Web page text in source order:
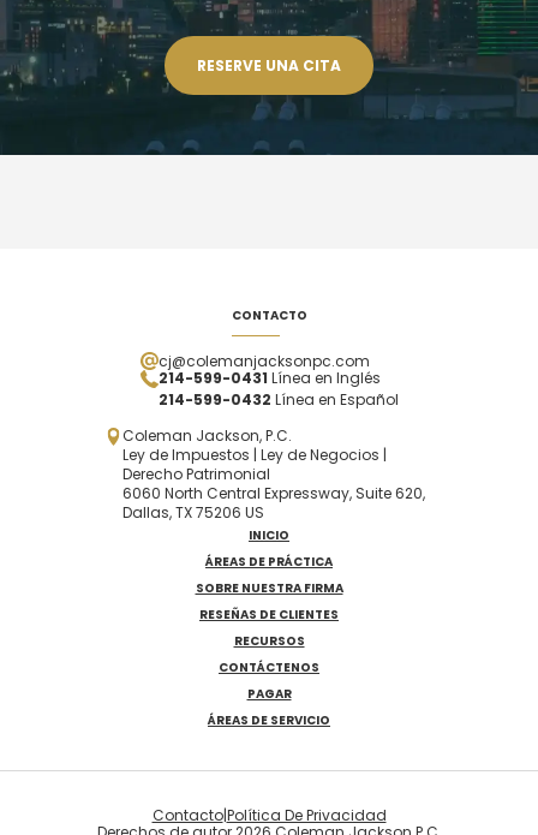
RESERVE UNA CITA
CONTACTO
cj@colemanjacksonpc.com
214-599-0431 Línea en Inglés
214-599-0432 Línea en Español
Coleman Jackson, P.C.
Ley de Impuestos | Ley de Negocios |
Derecho Patrimonial
6060 North Central Expressway, Suite 620,
Dallas, TX 75206 US
INICIO
ÁREAS DE PRÁCTICA
SOBRE NUESTRA FIRMA
RESEÑAS DE CLIENTES
RECURSOS
CONTÁCTENOS
PAGAR
ÁREAS DE SERVICIO
Contacto|Política De Privacidad